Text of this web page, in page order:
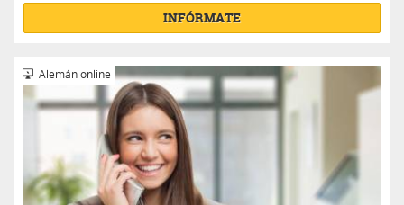
INFÓRMATE
Alemán online